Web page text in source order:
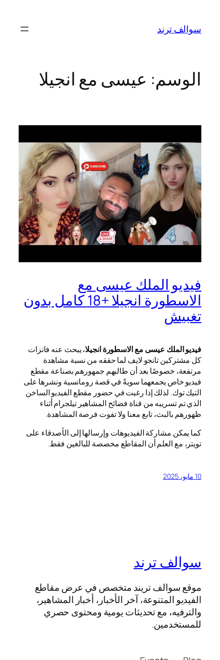
المحتوى
سوالف ترند
الوسم: عيسى مع انجيلا
فيديو الملك عيسى مع
الاسطورة انجيلا +18 كامل بدون
تغبيش
فيديو الملك عيسى مع الاسطورة انجيلا، يبحث عنه فانزات
كل مشتركين تانجو لايف لما حققه من نسبة مشاهدة
مرتفعة، خصوصًا بعد أن طالبهم جمهورهم بصناعة مقطع
فيديو خاص يجمعهما سويةً في قصة رومانسية ونشرها على
التيك توك. لذلك إذا رغبت في حضور مقطع الفيديو الساخن
الذي تم تسريبه من قناة فضائح المشاهير تيلجرام أثناء
ظهورهم بالبث، تابع معنا ولا تفوت فرصة المشاهدة.
كما يمكن مشاركة الفيديوهات وإرسالها إلى الأصدقاء على
تويتر، مع العلم أن المقاطع مخصصة للبالغين فقط.
10 مايو، 2025
سوالف ترند
موقع سوالف تريند متخصص في عرض مقاطع
الفيديو المتنوعة، آخر الأخبار، أخبار المشاهير،
والترفيه، مع تحديثات يومية ومحتوى حصري
للمستخدمين.